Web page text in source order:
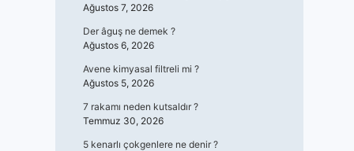
Ağustos 7, 2026
Der âguş ne demek ?
Ağustos 6, 2026
Avene kimyasal filtreli mi ?
Ağustos 5, 2026
7 rakamı neden kutsaldır ?
Temmuz 30, 2026
5 kenarlı çokgenlere ne denir ?